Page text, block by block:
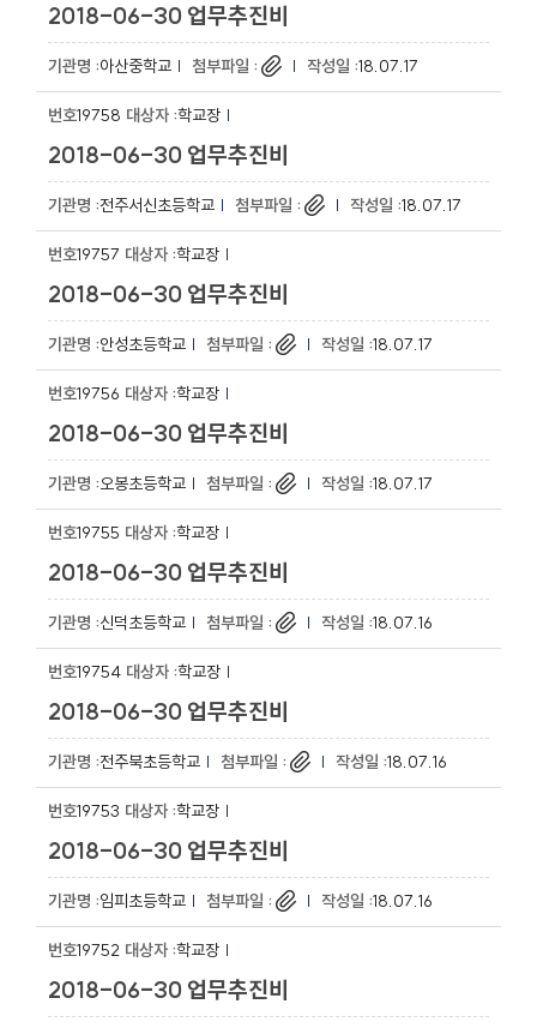
2018-06-30 업무추진비
아산중학교 18.07.17
19758 학교장
2018-06-30 업무추진비
전주서신초등학교 18.07.17
19757 학교장
2018-06-30 업무추진비
안성초등학교 18.07.17
19756 학교장
2018-06-30 업무추진비
오봉초등학교 18.07.17
19755 학교장
2018-06-30 업무추진비
신덕초등학교 18.07.16
19754 학교장
2018-06-30 업무추진비
전주북초등학교 18.07.16
19753 학교장
2018-06-30 업무추진비
임피초등학교 18.07.16
19752 학교장
2018-06-30 업무추진비